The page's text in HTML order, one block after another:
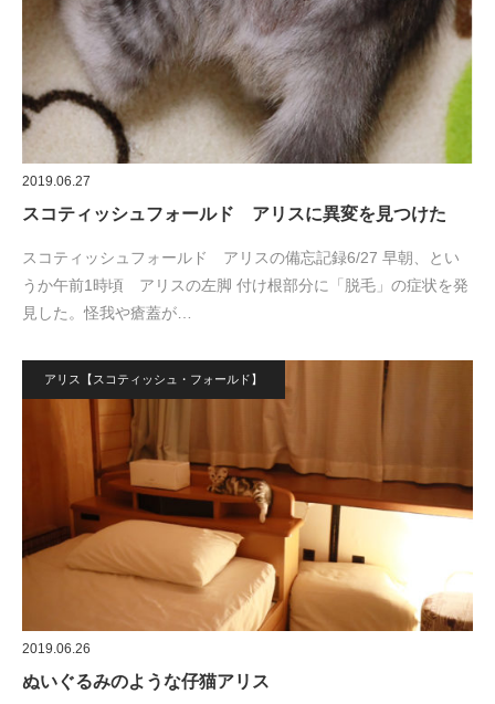
2019.06.27
スコティッシュフォールド アリスに異変を見つけた
スコティッシュフォールド アリスの備忘記録6/27 早朝、とい
うか午前1時頃 アリスの左脚 付け根部分に「脱毛」の症状を発
見した。怪我や瘡蓋が…
アリス【スコティッシュ・フォールド】
2019.06.26
ぬいぐるみのような仔猫アリス